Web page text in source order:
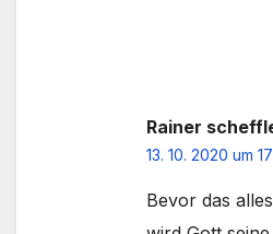
Rainer
13. 10. 2020 um
Bevor das